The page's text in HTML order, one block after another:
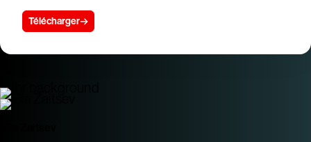
Télécharger